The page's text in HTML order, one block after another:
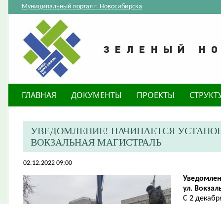
Муниципальный портал г. Новосибирска
ГЛАВНАЯ ДОКУМЕНТЫ ПРОЕКТЫ
​УВЕДОМЛЕНИЕ! НАЧИНАЕТСЯ
ВОКЗАЛЬНАЯ МАГИСТРАЛЬ
02.12.2022 09:00
ул.
С 2